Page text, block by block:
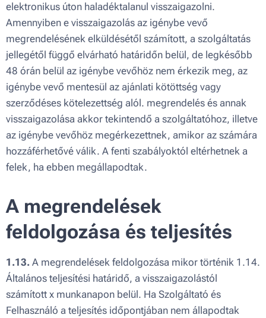
elektronikus úton haladéktalanul visszaigazolni.
Amennyiben e visszaigazolás az igénybe vevő
megrendelésének elküldésétől számított, a szolgáltatás
jellegétől függő elvárható határidőn belül, de legkésőbb
48 órán belül az igénybe vevőhöz nem érkezik meg, az
igénybe vevő mentesül az ajánlati kötöttség vagy
szerződéses kötelezettség alól. megrendelés és annak
visszaigazolása akkor tekintendő a szolgáltatóhoz, illetve
az igénybe vevőhöz megérkezettnek, amikor az számára
hozzáférhetővé válik. A fenti szabályoktól eltérhetnek a
felek, ha ebben megállapodtak.
A megrendelések
feldolgozása és teljesítés
1.13. A megrendelések feldolgozása mikor történik 1.14.
Általános teljesítési határidő, a visszaigazolástól
számított x munkanapon belül. Ha Szolgáltató és
Felhasználó a teljesítés időpontjában nem állapodtak